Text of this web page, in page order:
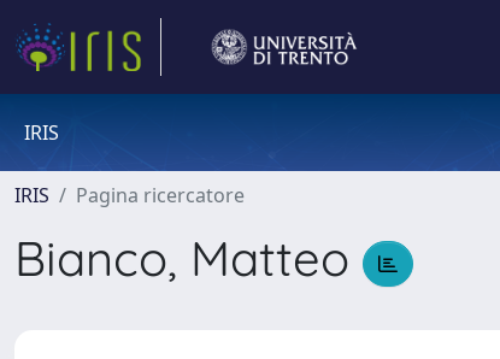
IRIS
IRIS Pagina ricercatore
Bianco, Matteo